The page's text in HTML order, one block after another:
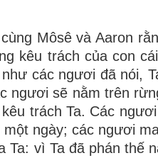
Môsê và Aaron
kêu trách của con
như các ngươi đã nói,
ngươi sẽ nằm trên
kêu trách Ta. Các
một ngày; các ngươi
Ta: vì Ta đã phán thế